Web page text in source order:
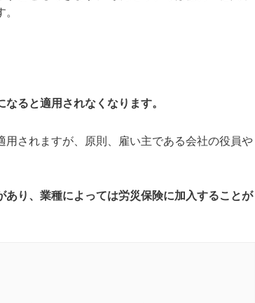
ると適用されなくなります。
されますが、原則、
雇い主である会社の役員や
り、業種によっては労災保険に加入することが